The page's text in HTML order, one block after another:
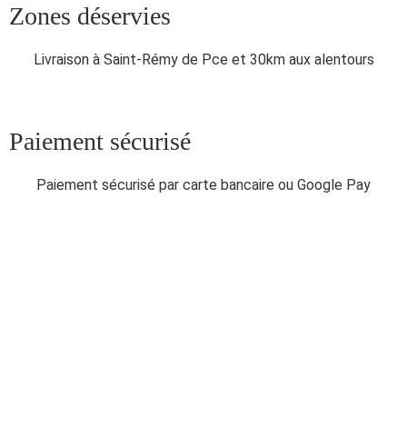
Zones déservies
Livraison à Saint-Rémy de Pce et 30km aux alentours
Paiement sécurisé
Paiement sécurisé par carte bancaire ou Google Pay